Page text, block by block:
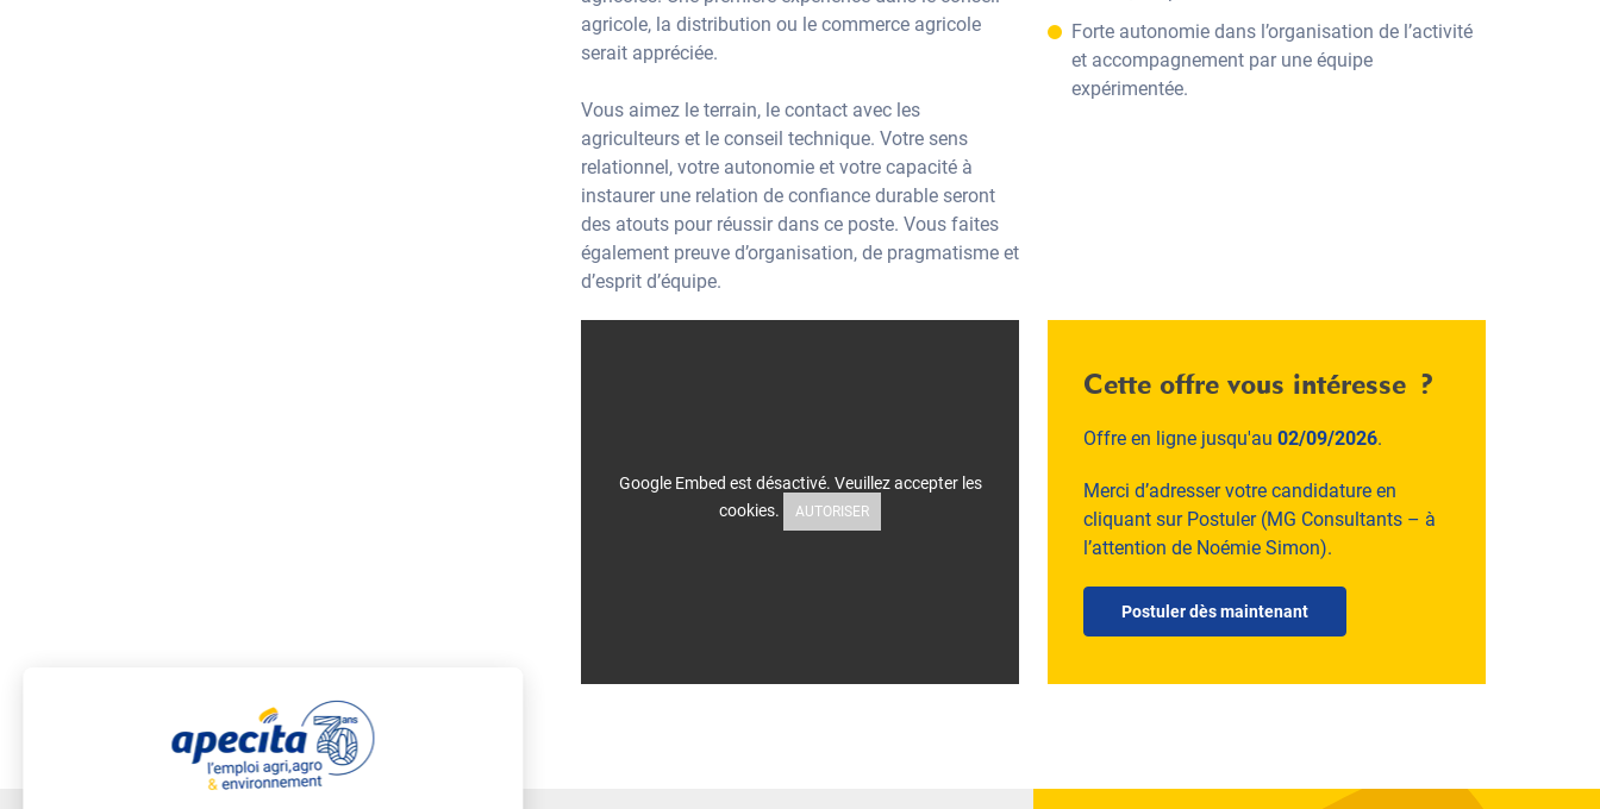
agricole, la distribution ou le commerce agricole
serait appréciée.
Vous aimez le terrain, le contact avec les
agriculteurs et le conseil technique. Votre sens
relationnel, votre autonomie et votre capacité à
instaurer une relation de confiance durable seront
des atouts pour réussir dans ce poste. Vous faites
également preuve d’organisation, de pragmatisme et
d’esprit d’équipe.
Forte autonomie dans l’organisation de l’activité
et accompagnement par une équipe
expérimentée.
Google Embed est désactivé. Veuillez accepter les
cookies.
AUTORISER
Cette offre vous intéresse ?
Offre en ligne jusqu'au 02/09/2026.
Merci d’adresser votre candidature en
cliquant sur Postuler (MG Consultants – à
l’attention de Noémie Simon).
Postuler dès maintenant